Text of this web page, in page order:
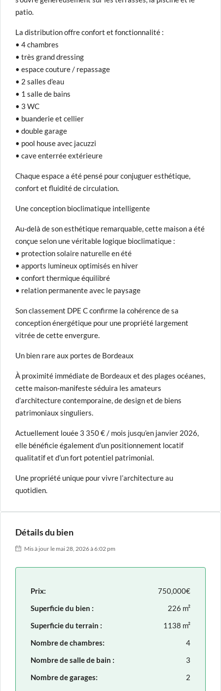
patio.
La distribution offre confort et fonctionnalité :
• 4 chambres
• très grand dressing
• espace couture / repassage
• 2 salles d’eau
• 1 salle de bains
• 3 WC
• buanderie et cellier
• double garage
• pool house avec jacuzzi
• cave enterrée extérieure
Chaque espace a été pensé pour conjuguer esthétique,
confort et fluidité de circulation.
Une conception bioclimatique intelligente
Au-delà de son esthétique remarquable, cette maison a été
conçue selon une véritable logique bioclimatique :
• protection solaire naturelle en été
• apports lumineux optimisés en hiver
• confort thermique équilibré
• relation permanente avec le paysage
Son classement DPE C confirme la cohérence de sa
conception énergétique pour une propriété largement
vitrée de cette envergure.
Un bien rare aux portes de Bordeaux
À proximité immédiate de Bordeaux et des plages océanes,
cette maison-manifeste séduira les amateurs
d’architecture contemporaine, de design et de biens
patrimoniaux singuliers.
Actuellement louée 3 350 € / mois jusqu’en janvier 2026,
elle bénéficie également d’un positionnement locatif
qualitatif et d’un fort potentiel patrimonial.
Une propriété unique pour vivre l’architecture au
quotidien.
Détails du bien
Mis à jour le mai 28, 2026 à 6:02 pm
Prix:
750,000€
Superficie du bien :
226 m²
Superficie du terrain :
1138 m²
Nombre de chambres:
4
Nombre de salle de bain :
3
Nombre de garages:
2